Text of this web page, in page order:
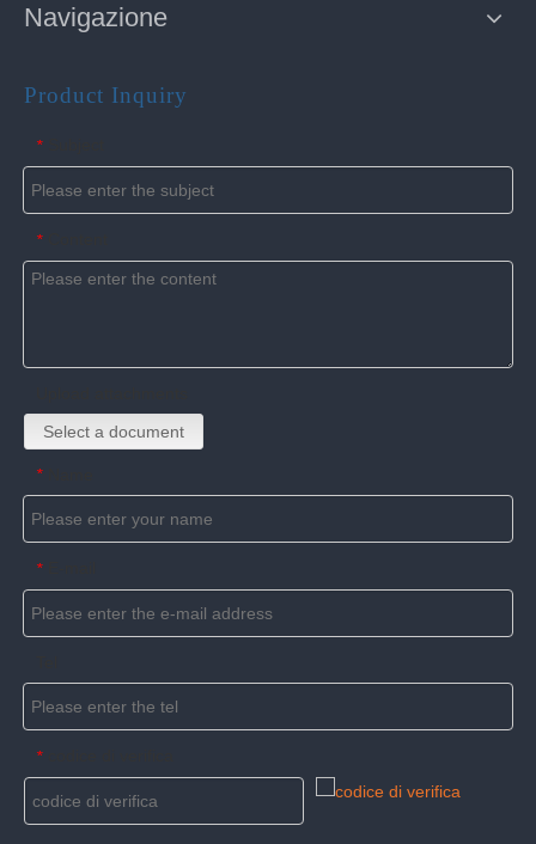
Navigazione
Product Inquiry
*
*
Select a document
*
*
*